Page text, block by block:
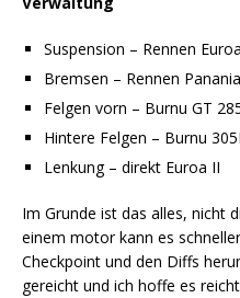
Suspension – Rennen
Bremsen – Rennen Panania
Felgen vorn – Burnu GT
Hintere Felgen – Burnu
Lenkung – direkt Euroa II
Im Grunde ist das alles, nicht
einem motor kann es
Checkpoint und den Diffs
gereicht und ich hoffe es